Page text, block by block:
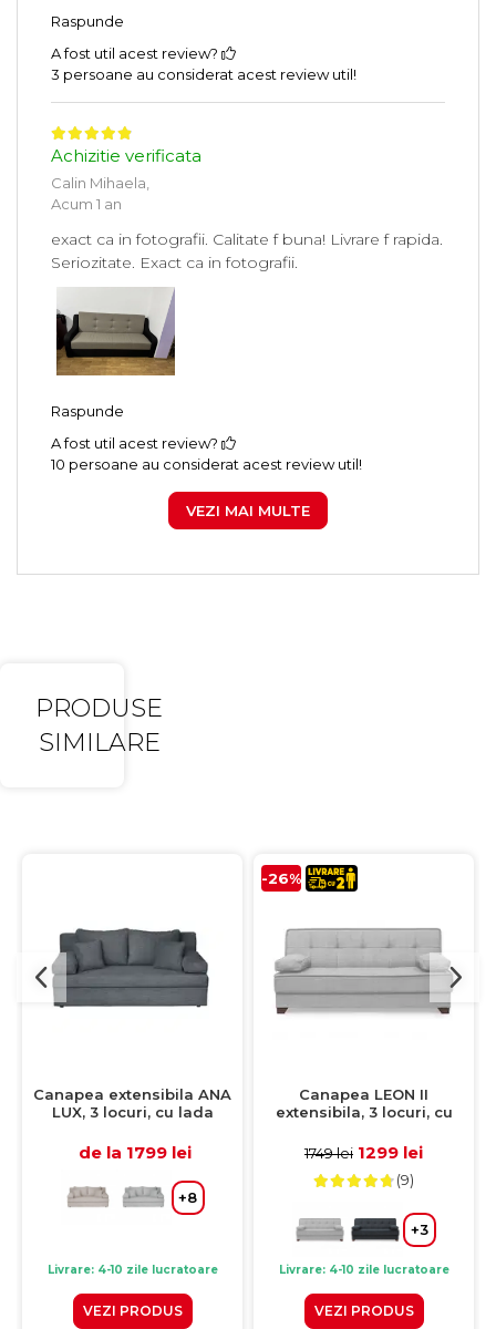
Raspunde
A fost util acest review?
3 persoane au considerat acest review util!
Achizitie verificata
Calin Mihaela,
Acum 1 an
exact ca in fotografii. Calitate f buna! Livrare f rapida.
Seriozitate. Exact ca in fotografii.
Raspunde
A fost util acest review?
10 persoane au considerat acest review util!
VEZI MAI MULTE
PRODUSE
SIMILARE
Canapea extensibila ANA
LUX, 3 locuri, cu lada
185x82x80 cm
de la 1799 lei
+8
Livrare: 4-10 zile lucratoare
VEZI PRODUS
-26%
Canapea LEON II
extensibila, 3 locuri, cu
gri deschis, 190x82x88 cm
1749 lei 1299 lei
(9)
+3
Livrare: 4-10 zile lucratoare
VEZI PRODUS